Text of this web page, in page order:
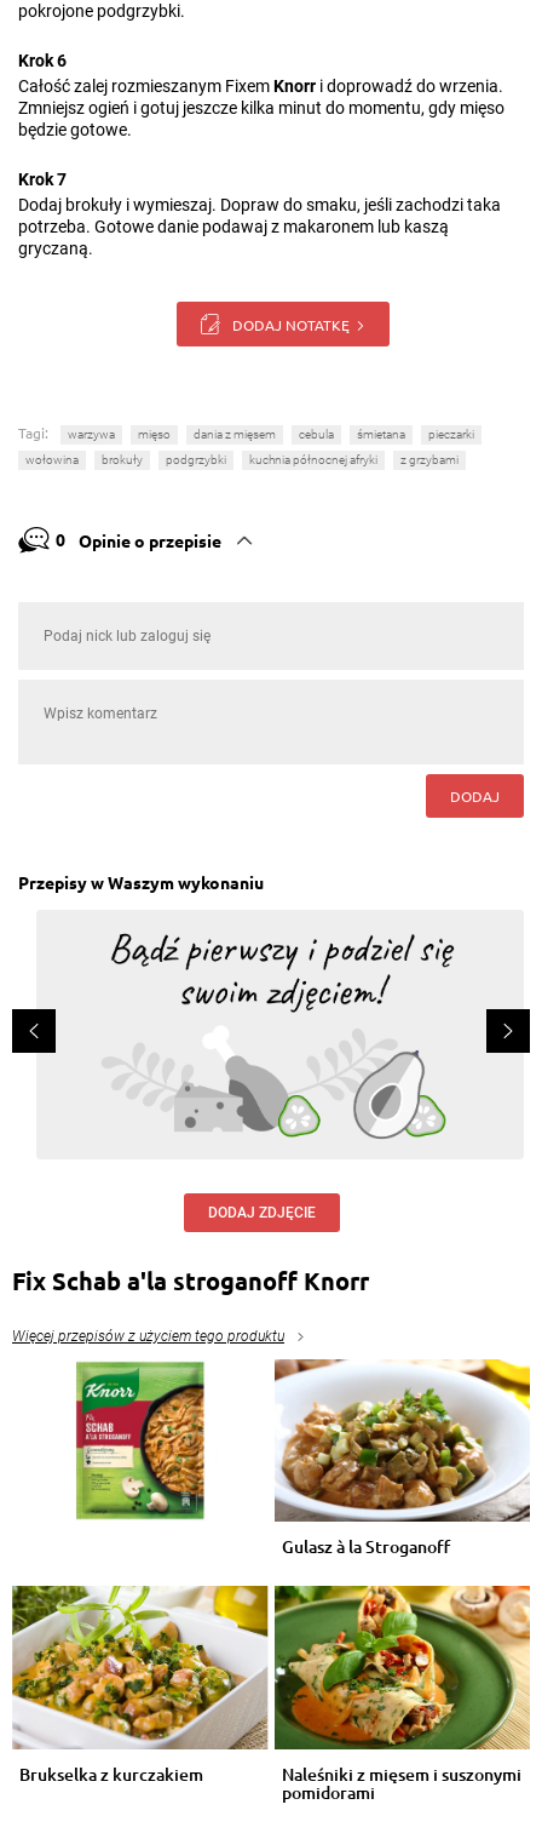
pokrojone podgrzybki.
Krok 6
Całość zalej rozmieszanym FixemKnorr i doprowadź do wrzenia.
Zmniejsz ogień i gotuj jeszcze kilka minut do momentu, gdy mięso
będzie gotowe.
Krok 7
Dodaj brokuły i wymieszaj. Dopraw do smaku, jeśli zachodzi taka
potrzeba. Gotowe danie podawaj z makaronem lub kaszą
gryczaną.
DODAJ NOTATKĘ
Tagi: warzywa mięso dania z mięsem cebula śmietana
pieczarki
wołowina
brokuły podgrzybki kuchnia północnej afryki z grzybami
0 Opinie o przepisie
DODAJ
Przepisy w Waszym wykonaniu
DODAJ ZDJĘCIE
Fix Schab a'la stroganoff Knorr
Więcej przepisów z użyciem tego produktu
Gulasz à la Stroganoff
Brukselka z kurczakiem Naleśniki z mięsem i suszonymi
pomidorami